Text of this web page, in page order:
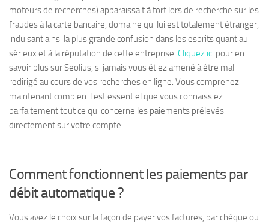
moteurs de recherches) apparaissait à tort lors de recherche sur les
fraudes à la carte bancaire, domaine qui lui est totalement étranger,
induisant ainsi la plus grande confusion dans les esprits quant au
sérieux et à la réputation de cette entreprise. Cliquez ici pour en
savoir plus sur Seolius, si jamais vous étiez amené à être mal
redirigé au cours de vos recherches en ligne. Vous comprenez
maintenant combien il est essentiel que vous connaissiez
parfaitement tout ce qui concerne les paiements prélevés
directement sur votre compte.
Comment fonctionnent les paiements par
débit automatique ?
Vous avez le choix sur la façon de payer vos factures, par chèque ou